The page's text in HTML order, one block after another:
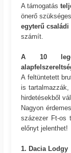
A támogatás
önerő
egyterű
számít.
A 10
A feltüntetett
is tartalmazzák,
hirdetésekből
Nagyon
százezer Ft-os
előnyt jelenthet!
1. Dacia Lodgy